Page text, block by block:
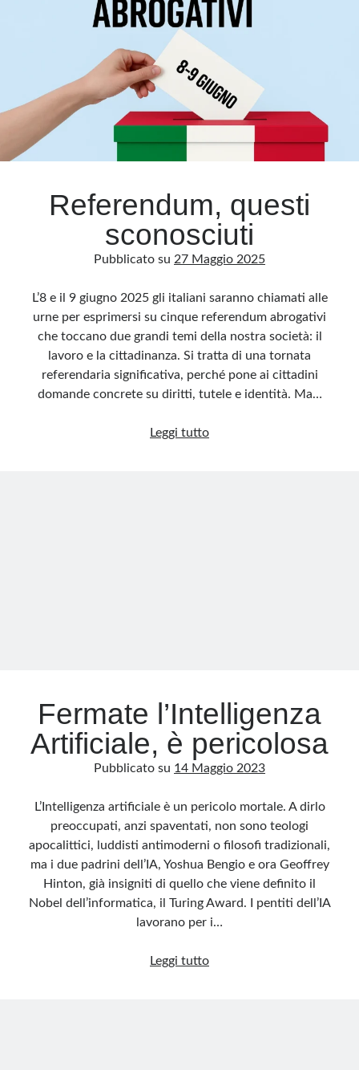
sciopero
venerdì
Referendum, questi
sconosciuti
Pubblicato su 27 Maggio 2025
L’8 e il 9 giugno 2025 gli italiani saranno chiamati alle
urne per esprimersi su cinque referendum abrogativi
che toccano due grandi temi della nostra società: il
lavoro e la cittadinanza. Si tratta di una tornata
referendaria significativa, perché pone ai cittadini
domande concrete su diritti, tutele e identità. Ma…
Leggi tuttoReferendum,
Fermate l’Intelligenza
Artificiale, è pericolosa
Pubblicato su 14 Maggio 2023
L’Intelligenza artificiale è un pericolo mortale. A dirlo
preoccupati, anzi spaventati, non sono teologi
apocalittici, luddisti antimoderni o filosofi tradizionali,
ma i due padrini dell’IA, Yoshua Bengio e ora Geoffrey
Hinton, già insigniti di quello che viene definito il
Nobel dell’informatica, il Turing Award. I pentiti dell’IA
lavorano per i…
Leggi tuttoFermate